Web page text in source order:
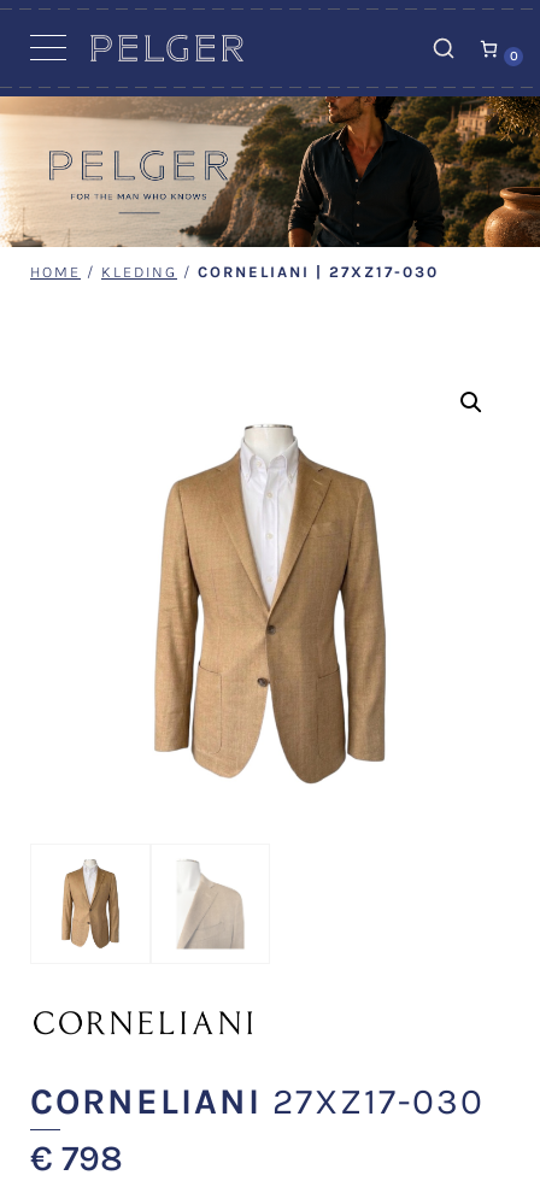
0
HOME / KLEDING / CORNELIANI | 27XZ17-030
CORNELIANI 27XZ17-030
€ 798